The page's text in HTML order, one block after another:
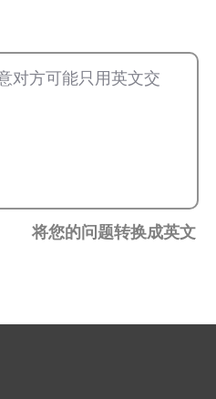
将您的问题转换成英文